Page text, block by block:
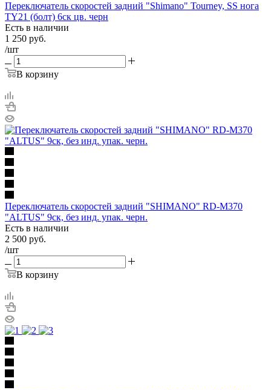
Переключатель скоростей задний "Shimano" Tourney, SS нога
TY21 (болт) 6ск цв. черн
Есть в наличии
1 250 руб.
/шт
В корзину
Переключатель скоростей задний "SHIMANO" RD-М370
"ALTUS" 9ск, без инд. упак. черн.
Есть в наличии
2 500 руб.
/шт
В корзину